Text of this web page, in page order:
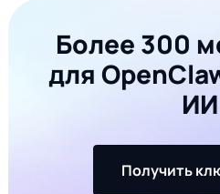
Более 300
для
Получить